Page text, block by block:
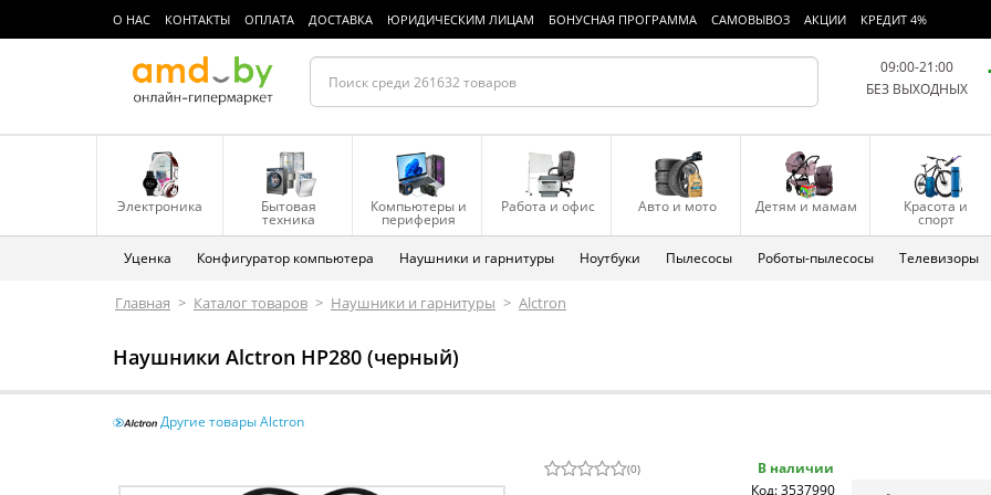
О НАС КОНТАКТЫ ОПЛАТА ДОСТАВКА ЮРИДИЧЕСКИМ ЛИЦАМ БОНУСНАЯ ПРОГРАММА САМОВЫВОЗ АКЦИИ КРЕДИТ 4%
09:00-21:00
БЕЗ ВЫХОДНЫХ
Электроника Бытовая
техника
Компьютеры и
периферия
Работа и офис Авто и мото Детям и мамам Красота и
спорт
Уценка Конфигуратор компьютера Наушники и гарнитуры Ноутбуки Пылесосы Роботы-пылесосы Телевизоры
Главная > Каталог товаров > Наушники и гарнитуры > Alctron
Наушники Alctron HP280 (черный)
Другие товары Alctron
(0)
В наличии
Код: 3537990